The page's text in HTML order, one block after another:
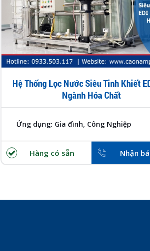
Hệ Thống Lọc Nước Siêu Tinh Khiết
Ngành Hóa Chất
Ứng dụng: Gia đình, Công Nghiệp
Hàng có sẵn Nhận